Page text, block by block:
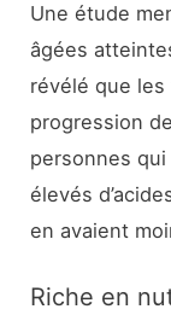
Une étude
âgées
révélé que
progression
personnes
élevés
en avaient
Riche en